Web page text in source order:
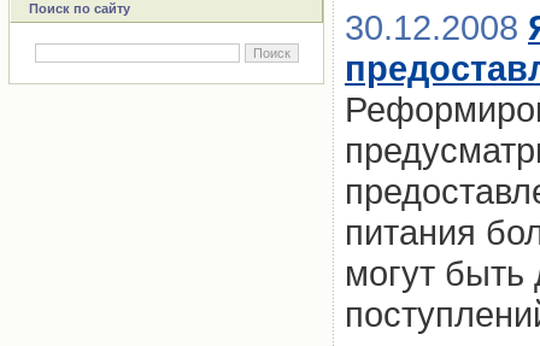
Поиск по сайту
30.12.2008
питания
могут